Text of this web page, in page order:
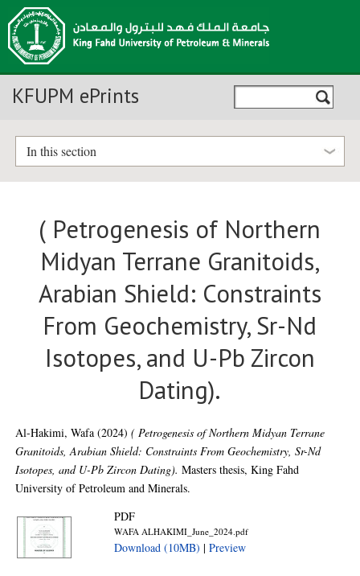
KFUPM ePrints
In this section
( Petrogenesis of Northern
Midyan Terrane Granitoids,
Arabian Shield: Constraints
From Geochemistry, Sr-Nd
Isotopes, and U-Pb Zircon
Dating).
Al-Hakimi, Wafa (2024)( Petrogenesis of Northern Midyan Terrane
Granitoids, Arabian Shield: Constraints From Geochemistry, Sr-Nd
Isotopes, and U-Pb Zircon Dating). Masters thesis, King Fahd
University of Petroleum and Minerals.
PDF
WAFA ALHAKIMI_June_2024.pdf
Download (10MB) |Preview